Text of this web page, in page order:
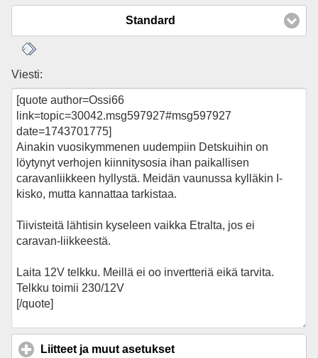
Standard
Viesti:
Liitteet ja muut asetukset